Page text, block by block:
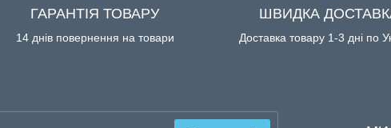
ГАРАНТІЯ ТОВАРУ
14 днів повернення на товари
ШВИДКА
Доставка товару 1-3 дні по